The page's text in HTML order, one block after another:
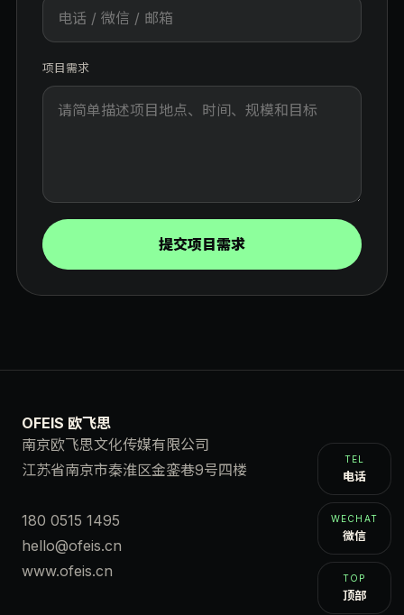
项目需求
提交项目需求
OFEIS 欧飞思
南京欧飞思文化传媒有限公司
江苏省南京市秦淮区金銮巷9号四楼
180 0515 1495
hello@ofeis.cn
www.ofeis.cn
TEL
电话
WECHAT
微信
TOP
顶部